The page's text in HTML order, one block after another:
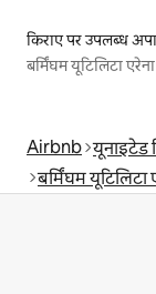
किराए पर उपलब्ध
बर्मिंघम यूटिलिटा एरेना
Airbnb यूनाइटेड
बर्मिंघम यूटिलिटा